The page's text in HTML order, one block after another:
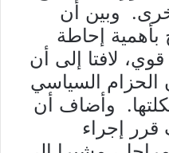
وبين أن
إحاطة
لافتا إلى أن
الحزام السياسي
وأضاف أن
إجراء